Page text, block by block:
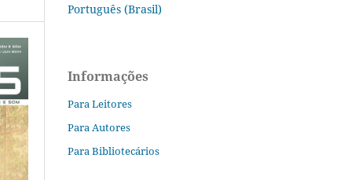
Português (Brasil)
Informações
Para Leitores
Para Autores
Para Bibliotecários